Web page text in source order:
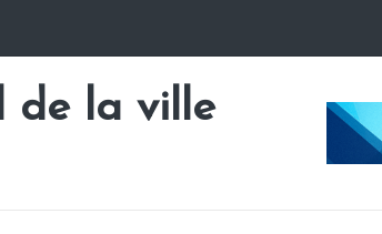
de la ville